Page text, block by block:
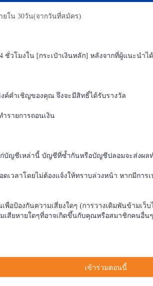
ยใน 30วัน(จากวันที่สมัคร)
วโมงใน [กระเป๋าเงินหลัก] หลังจากที่ผู้แนะนำไ
ค์คำเชิญของคุณ จึงจะมีสิทธิ์ได้รับรางวัล
ำรายการถอนเงิน
บัญชีเหล่านี้ บัญชีที่ซ้ำกันหรือบัญชีปลอมจะส่งผล
เวลาโดยไม่ต้องแจ้งให้ทราบล่วงหน้า หากมีก
อป้องกันความเสี่ยงใดๆ (การวางเดิมพันข้ามเ
เสียหายใดๆที่อาจเกิดขึ้นกับคุณหรือสมาชิกคนอื่
เข้าร่วมตอนนี้